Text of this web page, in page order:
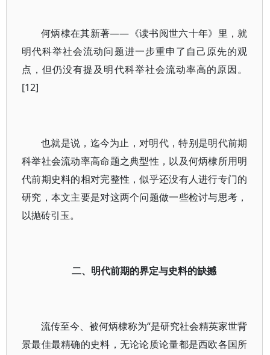
何炳棣在其新著——《读书阅世六十年》里，就
明代科举社会流动问题进一步重申了自己原先的观
点，但仍没有提及明代科举社会流动率高的原因。
[12]
也就是说，迄今为止，对明代，特别是明代前期
科举社会流动率高命题之典型性，以及何炳棣所用明
代前期史料的相对完整性，似乎还没有人进行专门的
研究，本文主要是对这两个问题做一些检讨与思考，
以抛砖引玉。
二、明代前期的界定与史料的缺撼
流传至今、被何炳棣称为“是研究社会精英家世背
景最佳最精确的史料，无论论质论量都是西欧各国所